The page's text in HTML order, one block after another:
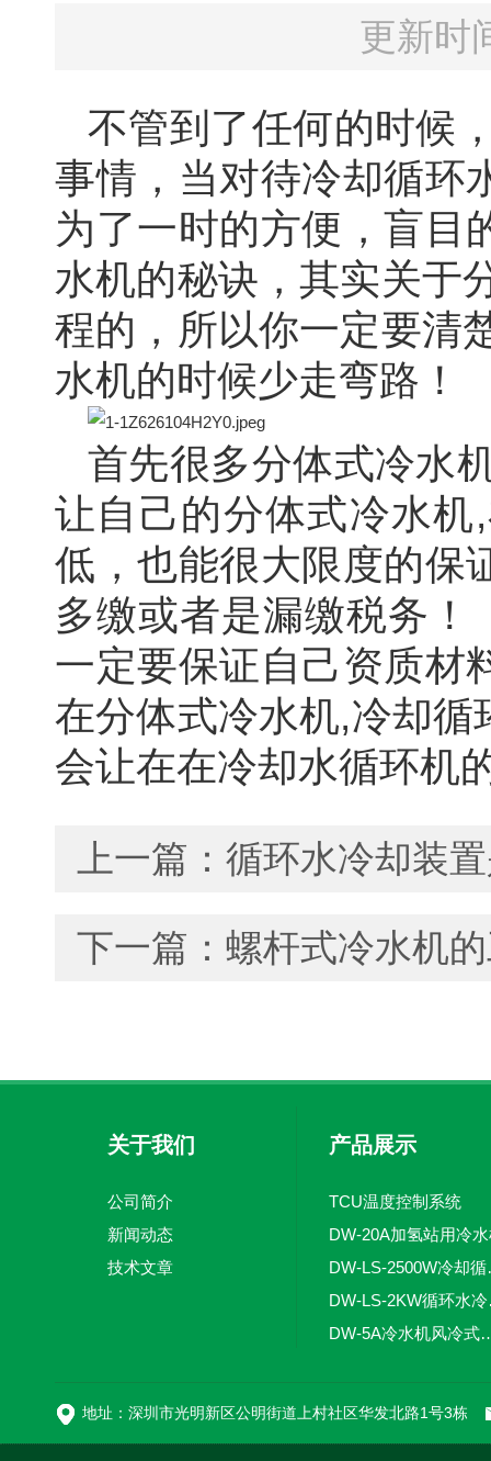
更新时
不管到了任何的时候
事情，当对待冷却循环
为了一时的方便，盲目
水机的秘诀，其实关于
程的，所以你一定要清
水机的时候少走弯路！
首先很多分体式冷水
让自己的分体式冷水
低，也能很大限度的保
多缴或者是漏缴税务
一定要保证自己资质材
在分体式冷水机,冷却
会让在在冷却水循环机
上一篇： 循环水冷却装
下一篇： 螺杆式冷水机
关于我们
公司简介
新闻动态
技术文章
产品展示
TCU温度控制系统
DW-20A加氢站用冷
DW-
DW-5A冷水机
地址：深圳市光明新区公明街道上村社区华发北路1号3栋